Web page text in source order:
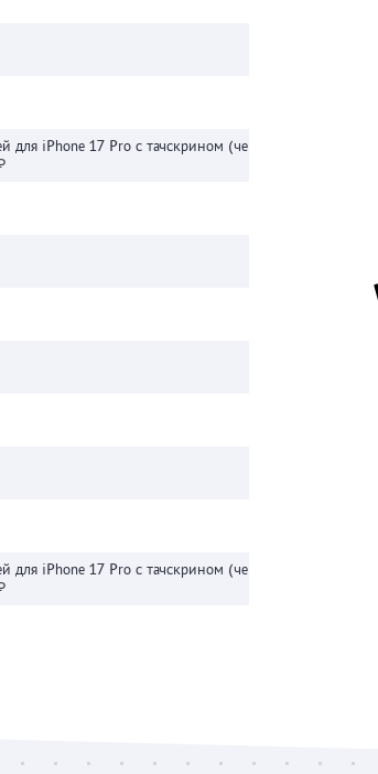
Дисплей для iPhone 17 Pro с тачскрином (черный) - Оригинал 100
Дисплей для iPhone 17 Pro с тачскрином (черный) - Оригинал 100